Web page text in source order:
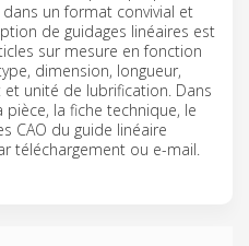
un format convivial et
de guidages linéaires est
sur mesure en fonction
dimension, longueur,
unité de lubrification. Dans
la fiche technique, le
CAO du guide linéaire
téléchargement ou e-mail.